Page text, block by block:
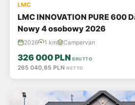
LMC
LMC INNOVATION PURE 600
Nowy 4 osobowy 2026
2026 1 km Campervan
326 000 PLN BRUTTO
265 040,65 PLN NETTO